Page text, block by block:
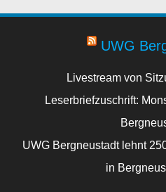
UWG
Livestream von
Leserbriefzuschrift:
UWG Bergneustadt lehnt
in